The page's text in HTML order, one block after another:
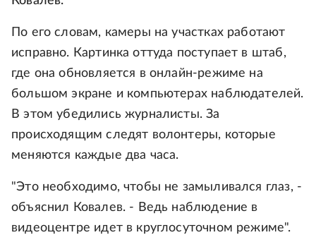
По его словам, камеры на участках работают
исправно. Картинка оттуда поступает в штаб,
где она обновляется в онлайн-режиме на
большом экране и компьютерах наблюдателей.
В этом убедились журналисты. За
происходящим следят волонтеры, которые
меняются каждые два часа.
"Это необходимо, чтобы не замыливался глаз, -
объяснил Ковалев. - Ведь наблюдение в
видеоцентре идет в круглосуточном режиме".